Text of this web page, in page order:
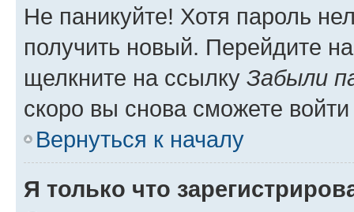
Не паникуйте! Хотя пароль
получить новый. Перейдите
щелкните на ссылку Забыли
скоро вы снова сможете
Вернуться к началу
Я только что